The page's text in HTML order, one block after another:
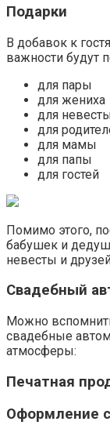
Подарки
В добавок к
важности будут
для пары
для жениха
для
для
для мамы
для папы
для гостей
Помимо этого,
бабушек и
невесты и
Свадебный
Можно
свадебные
атмосферы:
Печатная
Оформление